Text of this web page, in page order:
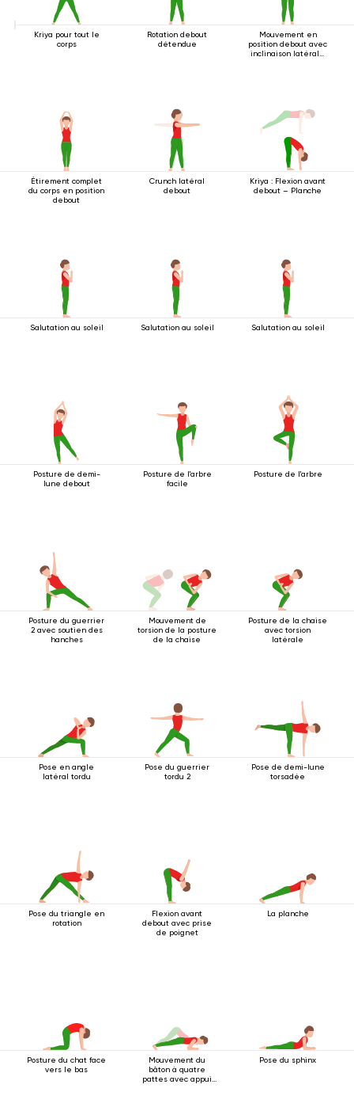
Kriya pour tout le
corps
Rotation debout
détendue
Mouvement en
position debout avec
inclinaison latérale
Étirement complet
du corps en position
debout
Crunch latéral
debout
Kriya : Flexion avant
debout – Planche
Salutation au soleil Salutation au soleil Salutation au soleil
Posture de demi-
lune debout
Posture de l'arbre
facile
Posture de l'arbre
Posture du guerrier
2 avec soutien des
hanches
Mouvement de
torsion de la posture
de la chaise
Posture de la chaise
avec torsion
latérale
Pose en angle
latéral tordu
Pose du guerrier
tordu 2
Pose de demi-lune
torsadée
Pose du triangle en
rotation
Flexion avant
debout avec prise
de poignet
La planche
Posture du chat face
vers le bas
Mouvement du
bâton à quatre
pattes avec appui
Pose du sphinx